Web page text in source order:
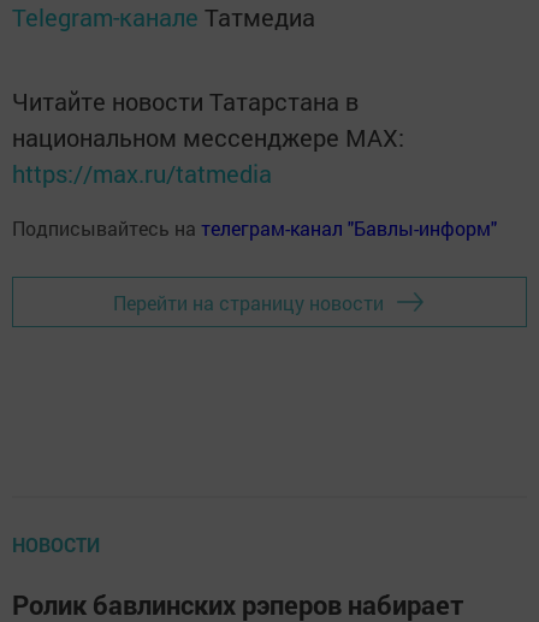
Telegram-канале Татмедиа
Читайте новости Татарстана в
национальном мессенджере MАХ:
https://max.ru/tatmedia
Подписывайтесь на телеграм-канал "Бавлы-информ"
Перейти на страницу новости
НОВОСТИ
Ролик бавлинских рэперов набирает